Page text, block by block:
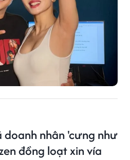
doanh nhân 'cưng như
đồng loạt xin vía